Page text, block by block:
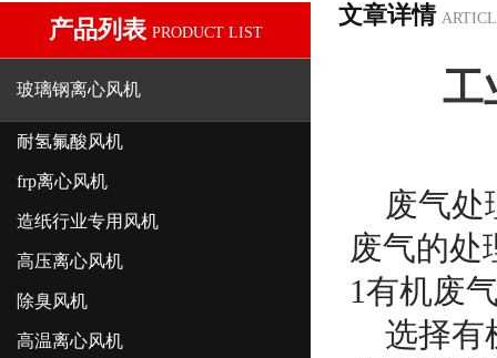
产品列表 PRODUCT LIST
玻璃钢离心风机
耐氢氟酸风机
frp离心风机
造纸行业专用风机
高压离心风机
除臭风机
高温离心风机
文章详情
工
废气处
废气的处
1有机废
选择有